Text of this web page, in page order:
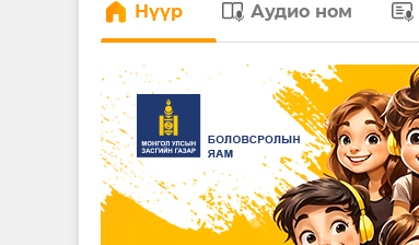
Нүүр Аудио ном